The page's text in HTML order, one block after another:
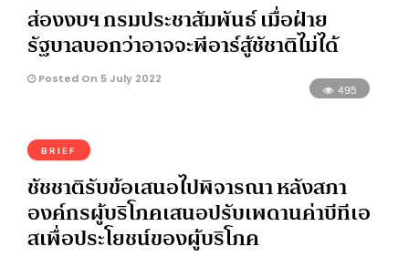
ส่องงบฯ กรมประชาสัมพันธ์ เมื่อฝ่าย
รัฐบาลบอกว่าอาจจะพีอาร์สู้ชัชาติไม่ได้
Posted On 5 July 2022
495
BRIEF
ชัชชาติรับข้อเสนอไปพิจารณา หลังสภา
องค์กรผู้บริโภคเสนอปรับเพดานค่าบีทีเอ
สเพื่อประโยชน์ของผู้บริโภค